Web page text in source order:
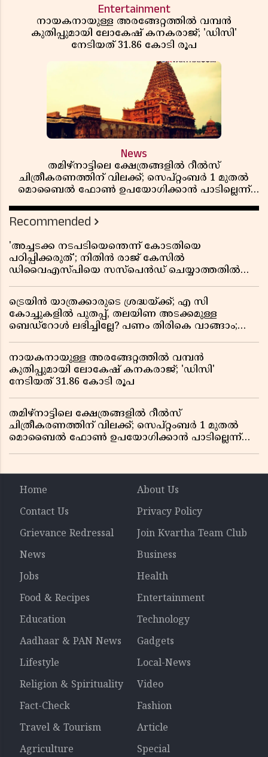
Entertainment
നായകനായുള്ള അരങ്ങേറ്റത്തിൽ വമ്പൻ
കുതിപ്പുമായി ലോകേഷ് കനകരാജ്; 'ഡിസി'
നേടിയത് 31.86 കോടി രൂപ
News
തമിഴ്‌നാട്ടിലെ ക്ഷേത്രങ്ങളിൽ റീൽസ്
ചിത്രീകരണത്തിന് വിലക്ക്; സെപ്റ്റംബർ 1 മുതൽ
മൊബൈൽ ഫോൺ ഉപയോഗിക്കാൻ പാടില്ലെന്ന്
Recommended
'അച്ചടക്ക നടപടിയെന്തെന്ന് കോടതിയെ
പഠിപ്പിക്കരുത്'; നിതിൻ രാജ് കേസിൽ
ഡിവൈഎസ്പിയെ സസ്പെൻഡ് ചെയ്യാത്തതിൽ
ട്രെയിൻ യാത്രക്കാരുടെ ശ്രദ്ധയ്ക്ക്; എ സി
കോച്ചുകളിൽ പുതപ്പ്, തലയിണ അടക്കമുള്ള
ബെഡ്റോൾ ലഭിച്ചില്ലേ? പണം തിരികെ വാങ്ങാം;
നായകനായുള്ള അരങ്ങേറ്റത്തിൽ വമ്പൻ
കുതിപ്പുമായി ലോകേഷ് കനകരാജ്; 'ഡിസി'
നേടിയത് 31.86 കോടി രൂപ
തമിഴ്‌നാട്ടിലെ ക്ഷേത്രങ്ങളിൽ റീൽസ്
ചിത്രീകരണത്തിന് വിലക്ക്; സെപ്റ്റംബർ 1 മുതൽ
മൊബൈൽ ഫോൺ ഉപയോഗിക്കാൻ പാടില്ലെന്ന്
Home
About Us
Contact Us
Privacy Policy
Grievance Redressal
Join Kvartha Team Club
News
Business
Jobs
Health
Food & Recipes
Entertainment
Education
Technology
Aadhaar & PAN News
Gadgets
Lifestyle
Local-News
Religion & Spirituality
Video
Fact-Check
Fashion
Travel & Tourism
Article
Agriculture
Special